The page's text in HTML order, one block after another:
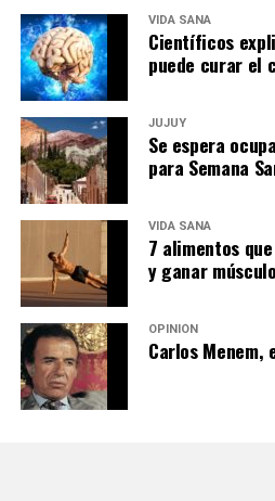
VIDA SANA
Científicos
puede curar el
JUJUY
Se espera
para Semana
VIDA SANA
7 alimentos
y ganar músculo
OPINIÓN
Carlos